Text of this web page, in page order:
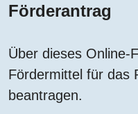
Förderantrag
Über dieses Online-
Fördermittel für das
beantragen.